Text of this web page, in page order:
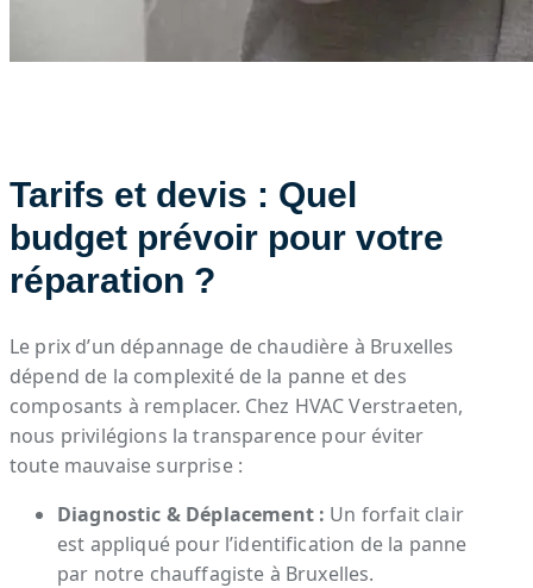
Tarifs et devis : Quel
budget prévoir pour votre
réparation ?
Le prix d’un dépannage de chaudière à Bruxelles
dépend de la complexité de la panne et des
composants à remplacer. Chez HVAC Verstraeten,
nous privilégions la transparence pour éviter
toute mauvaise surprise :
Diagnostic & Déplacement : Un forfait clair
est appliqué pour l’identification de la panne
par notre chauffagiste à Bruxelles.